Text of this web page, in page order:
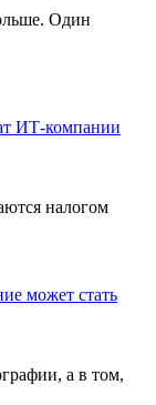
Один
ИТ-компании
налогом
может стать
а в том,